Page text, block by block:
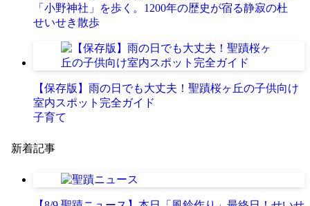
「小野神社」を歩く。1200年の歴史が宿る静寂の杜
せいせき散歩
【保存版】雨の日でも大丈夫！聖蹟桜ヶ丘の子供向け
室内スポット完全ガイド
子育て
新着記事